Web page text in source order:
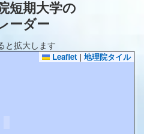
短期大学の
ーダー
と拡大します
Leaflet | 地理院タイル